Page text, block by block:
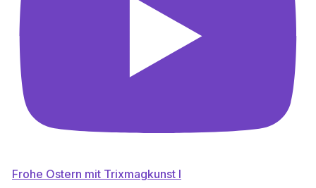
Frohe Ostern mit Trixmagkunst l